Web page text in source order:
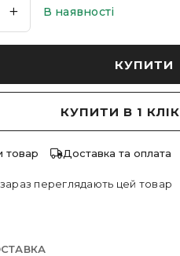
В наявності
КУПИТИ
КУПИТИ В 1 КЛІК
товар Доставка та оплата
переглядають цей товар